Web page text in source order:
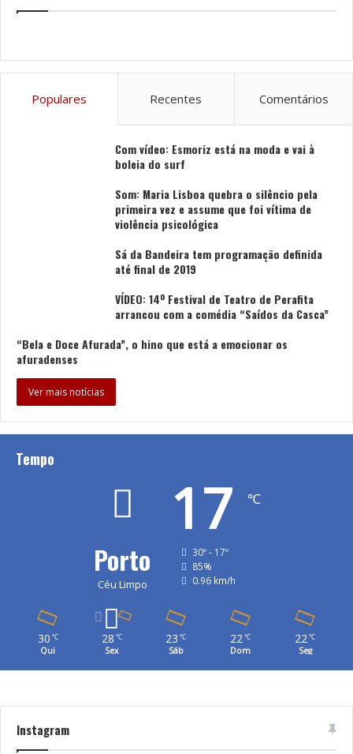
Ílhavo, em parceria com a APARA – Associação de
Associação de Pesca Artesanal
Vamos aos Cricos
Populares Recentes Comentários
Com vídeo: Esmoriz está na moda e vai à
boleia do surf
Som: Maria Lisboa quebra o silêncio pela
primeira vez e assume que foi vítima de
violência psicológica
Sá da Bandeira tem programação definida
até final de 2019
VÍDEO: 14º Festival de Teatro de Perafita
arrancou com a comédia “Saídos da Casca”
“Bela e Doce Afurada”, o hino que está a emocionar os
afuradenses
Ver mais notícias
Tempo
Porto
Céu Limpo
17 ℃
30º - 17º
85%
0.96 km/h
30 ℃
Qui
28 ℃
Sex
23 ℃
Sáb
22℃
Dom
22℃
Seg
Instagram